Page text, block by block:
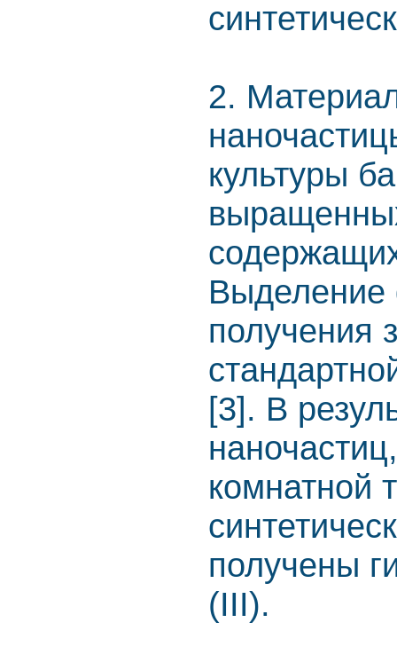
2.
культуры
Выделение
получения
[3]. В
комнатной
получены
(III).